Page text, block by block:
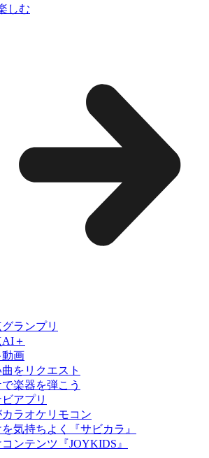
しむ
ランプリ
＋
動画
をリクエスト
楽器を弾こう
アプリ
カラオケリモコン
気持ちよく『サビカラ』
ンテンツ『JOYKIDS』